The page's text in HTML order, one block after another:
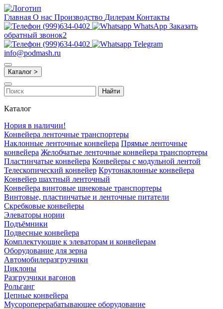
Главная О нас Производство Дилерам Контакты
(999)634-0402
WhatsApp Заказать
обратный звонок2
(999)634-0402
Telegram
info@podmash.ru
Каталог >
Найти
Каталог
Нория в наличии!
Конвейера ленточные транспортеры
Наклонные ленточные конвейера Прямые ленточные
конвейера Желобчатые ленточные конвейера транспортеры
Пластинчатые конвейера Конвейеры с модульной лентой
Телескопический конвейер Крутонаклонные конвейера
Конвейер шахтный ленточный
Конвейера винтовые шнековые транспортеры
Винтовые, пластинчатые и ленточные питатели
Скребковые конвейеры
Элеваторы нории
Подъёмники
Подвесные конвейера
Комплектующие к элеваторам и конвейерам
Оборудование для зерна
Автомобилеразгрузчики
Циклоны
Разгрузчики вагонов
Рольганг
Цепные конвейера
Мусороперерабатывающее оборудование